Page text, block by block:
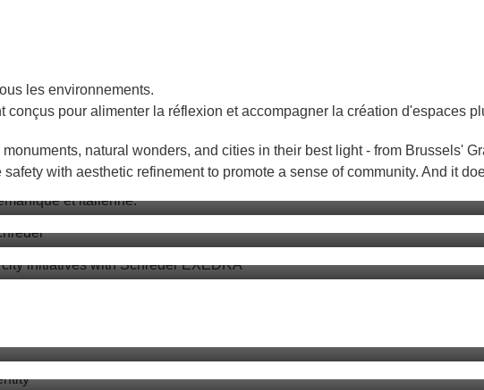
les environnements.
pour alimenter la réflexion et accompagner la création d'espaces
natural wonders, and cities in their best light - from Brussels'
with aesthetic refinement to promote a sense of community. And it
: le cheminement de Bristol vers les
la voie à la maintenance prédictive
revoir, renouveler
passer aux LED
vie des solutions d’éclairage